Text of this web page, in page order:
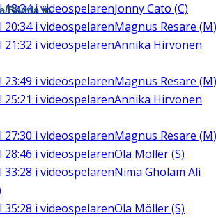
18:34i videospelarenJonny Cato (C)
20:34i videospelarenMagnus Resare (M)
21:32 i videospelarenAnnika Hirvonen
23:49 i videospelarenMagnus Resare (M)
25:21 i videospelarenAnnika Hirvonen
27:30 i videospelarenMagnus Resare (M)
28:46 i videospelarenOla Möller (S)
33:28 i videospelarenNima Gholam Ali
35:28 i videospelarenOla Möller (S)
Bädda in